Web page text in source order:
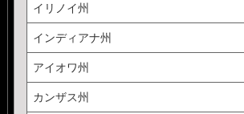
イリノイ州
インディアナ州
アイオワ州
カンザス州